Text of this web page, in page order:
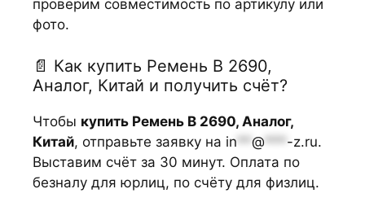
проверим совместимость по артикулу или
фото.
📄 Как купить Ремень B 2690,
Аналог, Китай и получить счёт?
Чтобы купить Ремень B 2690, Аналог,
Китай, отправьте заявку на in ** @ *** -z.ru.
Выставим счёт за 30 минут. Оплата по
безналу для юрлиц, по счёту для физлиц.